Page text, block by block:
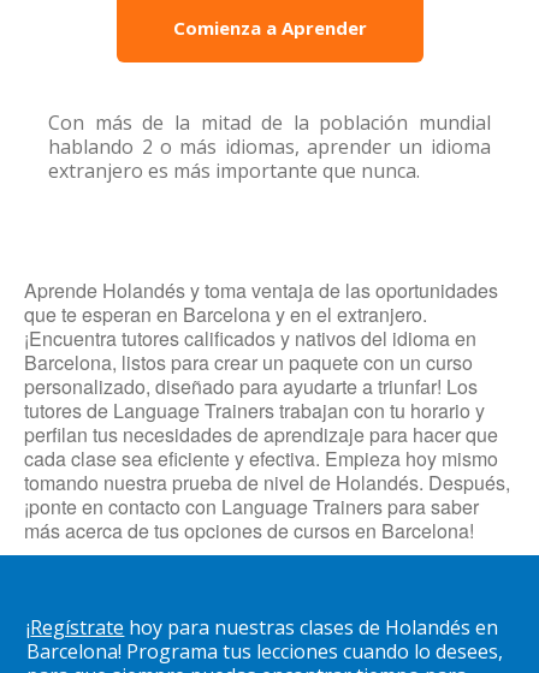
Comienza a Aprender
Con más de la mitad de la población mundial
hablando 2 o más idiomas, aprender un idioma
extranjero es más importante que nunca.
Aprende Holandés y toma ventaja de las oportunidades
que te esperan en Barcelona y en el extranjero.
¡Encuentra tutores calificados y nativos del idioma en
Barcelona, listos para crear un paquete con un curso
personalizado, diseñado para ayudarte a triunfar! Los
tutores de Language Trainers trabajan con tu horario y
perfilan tus necesidades de aprendizaje para hacer que
cada clase sea eficiente y efectiva. Empieza hoy mismo
tomando nuestra prueba de nivel de Holandés. Después,
¡ponte en contacto con Language Trainers para saber
más acerca de tus opciones de cursos en Barcelona!
¡Regístrate hoy para nuestras clases de Holandés en
Barcelona! Programa tus lecciones cuando lo desees,